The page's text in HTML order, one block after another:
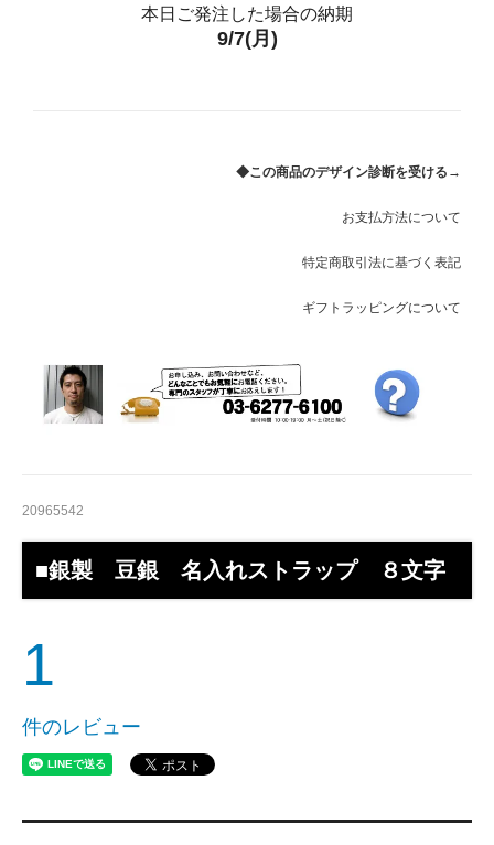
本日ご発注した場合の納期
9/7(月)
◆この商品のデザイン診断を受ける→
お支払方法について
特定商取引法に基づく表記
ギフトラッピングについて
20965542
■銀製 豆銀 名入れストラップ ８文字
1
件のレビュー